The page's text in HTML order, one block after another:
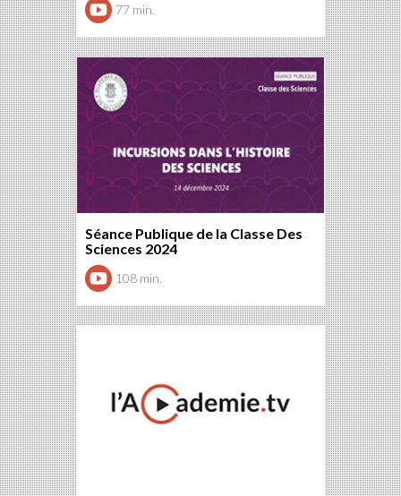
77 min.
Séance Publique de la Classe Des
Sciences 2024
108 min.